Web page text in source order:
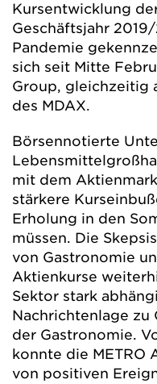
Kursentwicklung
Geschäftsjahr
Pandemie
sich seit Mitte
Group, gleichzeitig
des MDAX.
Börsennotierte
mit dem
stärkere
Erholung in den
müssen. Die
von Gastronomie
Aktienkurse
Sektor stark
Nachrichtenlage zu
der Gastronomie.
konnte die METRO
von positiven